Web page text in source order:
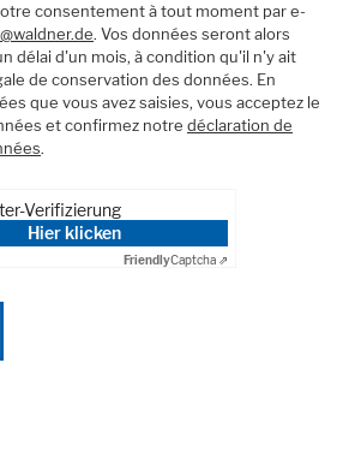
consentement à tout moment par e-
. Vos données seront alors
délai d'un mois, à condition qu'il n'y ait
de conservation des données. En
que vous avez saisies, vous acceptez le
et confirmez notre déclaration de
.
Verifizierung
Hier klicken
FriendlyCaptcha ⇗